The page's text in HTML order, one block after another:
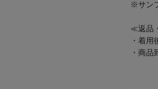
※サン
≪返品
・着用
・商品